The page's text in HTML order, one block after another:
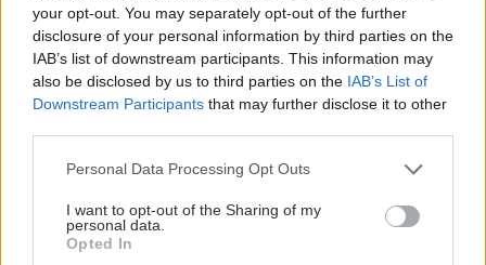
your opt-out. You may separately opt-out of the further
disclosure of your personal information by third parties on the
IAB’s list of downstream participants. This information may
also be disclosed by us to third parties on the IAB’s List of
Downstream Participants that may further disclose it to other
Please note that this website/app uses one or more Google
not limited to your visit or usage behaviour. You may click to
grant or deny consent to Google and its third-party tags to
use your data for below specified purposes in below Google
Personal Data Processing Opt Outs
I want to opt-out of the Sharing of my
personal data.
Opted In